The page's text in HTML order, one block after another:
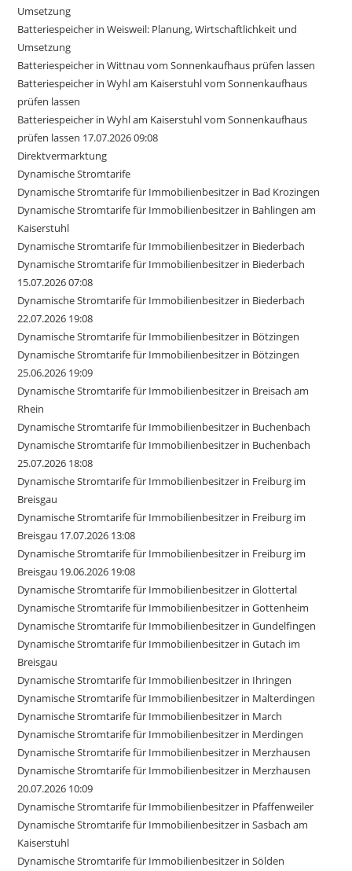
Umsetzung
Batteriespeicher in Weisweil: Planung, Wirtschaftlichkeit und
Umsetzung
Batteriespeicher in Wittnau vom Sonnenkaufhaus prüfen lassen
Batteriespeicher in Wyhl am Kaiserstuhl vom Sonnenkaufhaus
prüfen lassen
Batteriespeicher in Wyhl am Kaiserstuhl vom Sonnenkaufhaus
prüfen lassen 17.07.2026 09:08
Direktvermarktung
Dynamische Stromtarife
Dynamische Stromtarife für Immobilienbesitzer in Bad Krozingen
Dynamische Stromtarife für Immobilienbesitzer in Bahlingen am
Kaiserstuhl
Dynamische Stromtarife für Immobilienbesitzer in Biederbach
Dynamische Stromtarife für Immobilienbesitzer in Biederbach
15.07.2026 07:08
Dynamische Stromtarife für Immobilienbesitzer in Biederbach
22.07.2026 19:08
Dynamische Stromtarife für Immobilienbesitzer in Bötzingen
Dynamische Stromtarife für Immobilienbesitzer in Bötzingen
25.06.2026 19:09
Dynamische Stromtarife für Immobilienbesitzer in Breisach am
Rhein
Dynamische Stromtarife für Immobilienbesitzer in Buchenbach
Dynamische Stromtarife für Immobilienbesitzer in Buchenbach
25.07.2026 18:08
Dynamische Stromtarife für Immobilienbesitzer in Freiburg im
Breisgau
Dynamische Stromtarife für Immobilienbesitzer in Freiburg im
Breisgau 17.07.2026 13:08
Dynamische Stromtarife für Immobilienbesitzer in Freiburg im
Breisgau 19.06.2026 19:08
Dynamische Stromtarife für Immobilienbesitzer in Glottertal
Dynamische Stromtarife für Immobilienbesitzer in Gottenheim
Dynamische Stromtarife für Immobilienbesitzer in Gundelfingen
Dynamische Stromtarife für Immobilienbesitzer in Gutach im
Breisgau
Dynamische Stromtarife für Immobilienbesitzer in Ihringen
Dynamische Stromtarife für Immobilienbesitzer in Malterdingen
Dynamische Stromtarife für Immobilienbesitzer in March
Dynamische Stromtarife für Immobilienbesitzer in Merdingen
Dynamische Stromtarife für Immobilienbesitzer in Merzhausen
Dynamische Stromtarife für Immobilienbesitzer in Merzhausen
20.07.2026 10:09
Dynamische Stromtarife für Immobilienbesitzer in Pfaffenweiler
Dynamische Stromtarife für Immobilienbesitzer in Sasbach am
Kaiserstuhl
Dynamische Stromtarife für Immobilienbesitzer in Sölden